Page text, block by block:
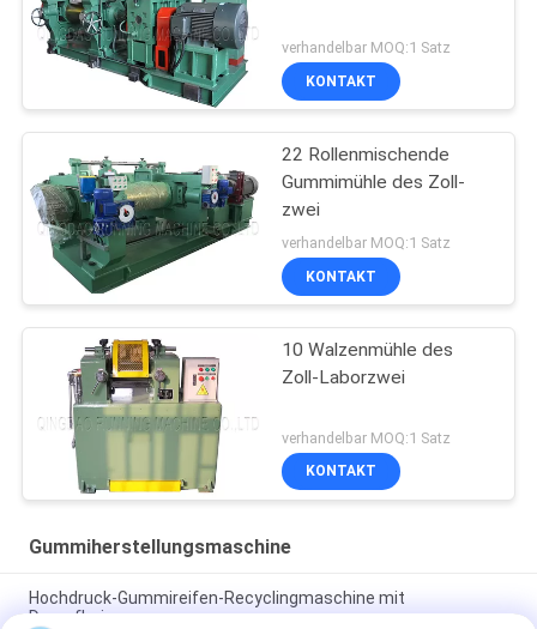
verhandelbar MOQ:1 Satz
KONTAKT
22 Rollenmischende
Gummimühle des Zoll-
zwei
verhandelbar MOQ:1 Satz
KONTAKT
10 Walzenmühle des
Zoll-Laborzwei
verhandelbar MOQ:1 Satz
KONTAKT
Gummiherstellungsmaschine
Hochdruck-Gummireifen-Recyclingmaschine mit
Dampfheizung